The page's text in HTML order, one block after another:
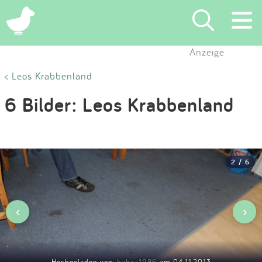
×
Eintragen
Blog
Partner
Kontakt
Anzeige
< Leos Krabbenland
6 Bilder: Leos Krabbenland
2 / 6
‹ ›